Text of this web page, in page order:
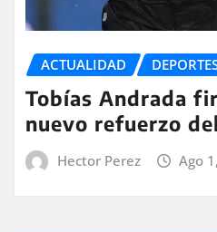
ACTUALIDAD
Tobías Andrada
nuevo refuerzo
Hector Perez Ago